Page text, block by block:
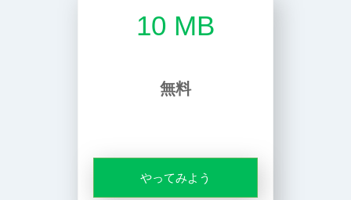
10 MB
無料
やってみよう